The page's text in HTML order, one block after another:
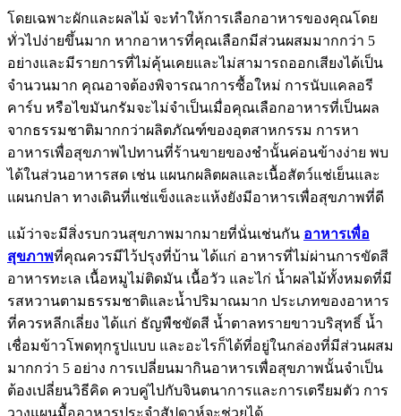
โดยเฉพาะผักและผลไม้ จะทำให้การเลือกอาหารของคุณโดย
ทั่วไปง่ายขึ้นมาก หากอาหารที่คุณเลือกมีส่วนผสมมากกว่า 5
อย่างและมีรายการที่ไม่คุ้นเคยและไม่สามารถออกเสียงได้เป็น
จำนวนมาก คุณอาจต้องพิจารณาการซื้อใหม่ การนับแคลอรี
คาร์บ หรือไขมันกรัมจะไม่จำเป็นเมื่อคุณเลือกอาหารที่เป็นผล
จากธรรมชาติมากกว่าผลิตภัณฑ์ของอุตสาหกรรม การหา
อาหารเพื่อสุขภาพไปทานที่ร้านขายของชำนั้นค่อนข้างง่าย พบ
ได้ในส่วนอาหารสด เช่น แผนกผลิตผลและเนื้อสัตว์แช่เย็นและ
แผนกปลา ทางเดินที่แช่แข็งและแห้งยังมีอาหารเพื่อสุขภาพที่ดี
แม้ว่าจะมีสิ่งรบกวนสุขภาพมากมายที่นั่นเช่นกัน อาหารเพื่อ
สุขภาพที่คุณควรมีไว้ปรุงที่บ้าน ได้แก่ อาหารที่ไม่ผ่านการขัดสี
อาหารทะเล เนื้อหมูไม่ติดมัน เนื้อวัว และไก่ น้ำผลไม้ทั้งหมดที่มี
รสหวานตามธรรมชาติและน้ำปริมาณมาก ประเภทของอาหาร
ที่ควรหลีกเลี่ยง ได้แก่ ธัญพืชขัดสี น้ำตาลทรายขาวบริสุทธิ์ น้ำ
เชื่อมข้าวโพดทุกรูปแบบ และอะไรก็ได้ที่อยู่ในกล่องที่มีส่วนผสม
มากกว่า 5 อย่าง การเปลี่ยนมากินอาหารเพื่อสุขภาพนั้นจำเป็น
ต้องเปลี่ยนวิธีคิด ควบคู่ไปกับจินตนาการและการเตรียมตัว การ